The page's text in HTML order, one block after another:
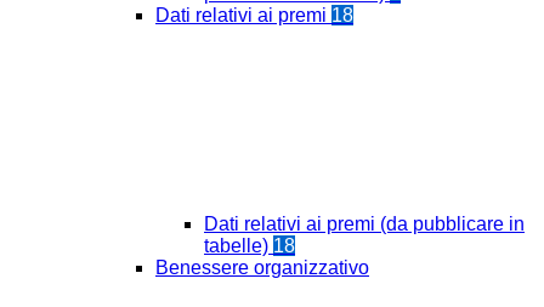
Dati relativi ai premi 18
Dati relativi ai premi (da pubblicare in
tabelle) 18
Benessere organizzativo